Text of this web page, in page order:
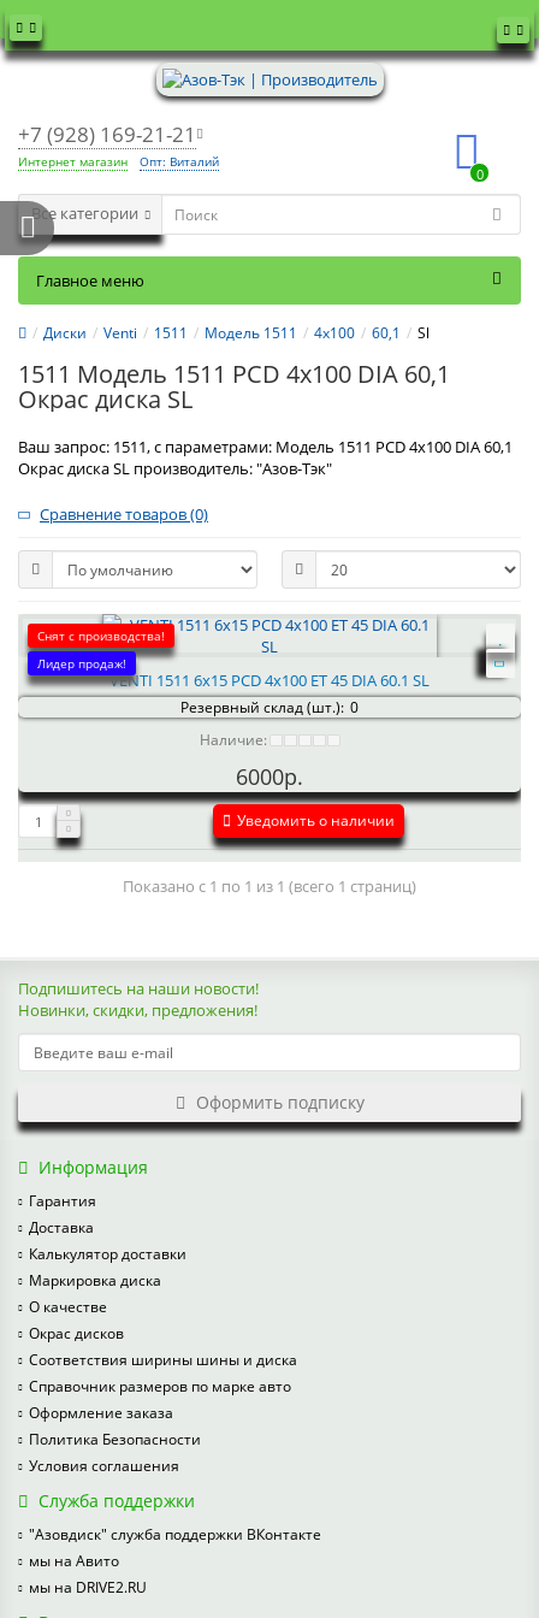
+7 (928) 169-21-21
Интернет магазин Опт: Виталий
0
Все категории
Главное меню
Диски Venti 1511 Модель 1511 4x100 60,1 Sl
1511 Модель 1511 PCD 4x100 DIA 60,1
Окрас диска SL
Ваш запрос: 1511, с параметрами: Модель 1511 PCD 4x100 DIA 60,1
Окрас диска SL производитель: "Азов-Тэк"
Сравнение товаров (0)
Снят с производства!
Лидер продаж!
VENTI 1511 6x15 PCD 4x100 ET 45 DIA 60.1 SL
Резервный склад (шт.): 0
Наличие:
6000р.
Уведомить о наличии
Показано с 1 по 1 из 1 (всего 1 страниц)
Подпишитесь на наши новости!
Новинки, скидки, предложения!
Оформить подписку
Информация
Гарантия
Доставка
Калькулятор доставки
Маркировка диска
О качестве
Окрас дисков
Соответствия ширины шины и диска
Справочник размеров по марке авто
Оформление заказа
Политика Безопасности
Условия соглашения
Служба поддержки
"Азовдиск" служба поддержки ВКонтакте
мы на Авито
мы на DRIVE2.RU